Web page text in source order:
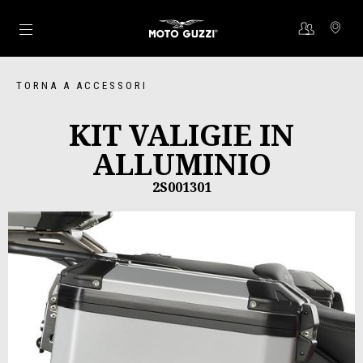
Vai al contenuto principale
TORNA A ACCESSORI
KIT VALIGIE IN
ALLUMINIO
2S001301